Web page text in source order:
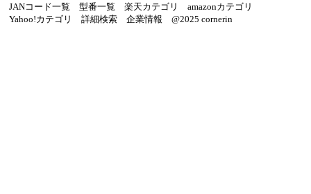
JANコード一覧
型番一覧 楽天カテゴリ
amazonカテゴリ
Yahoo!カテゴリ
詳細検索 企業情報 @2025 cornerin